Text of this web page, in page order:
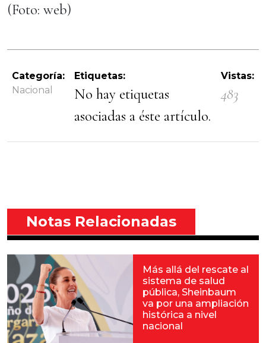
(Foto: web)
Categoría:
Nacional
Etiquetas:
No hay etiquetas
asociadas a éste artículo.
Vistas:
483
Notas Relacionadas
Más allá del rescate al
sistema de salud
pública, Sheinbaum
va por una ampliación
histórica a nivel
nacional